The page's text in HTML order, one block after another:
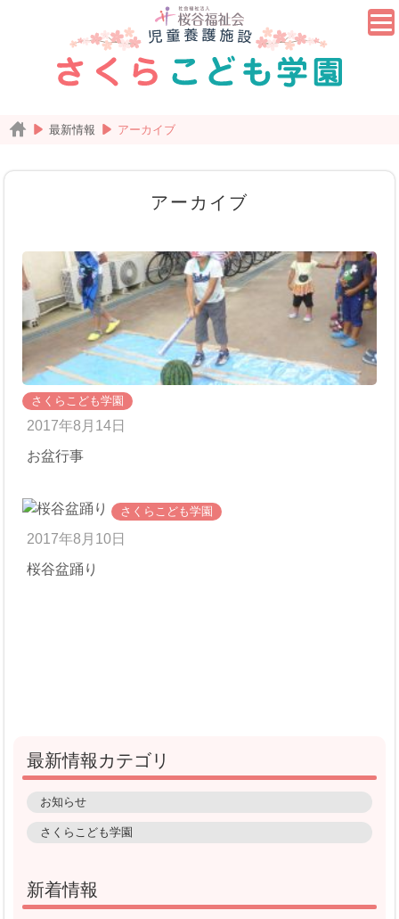
最新情報 アーカイブ
アーカイブ
さくらこども学園
2017年8月14日
お盆行事
さくらこども学園
2017年8月10日
桜谷盆踊り
最新情報カテゴリ
お知らせ
さくらこども学園
新着情報